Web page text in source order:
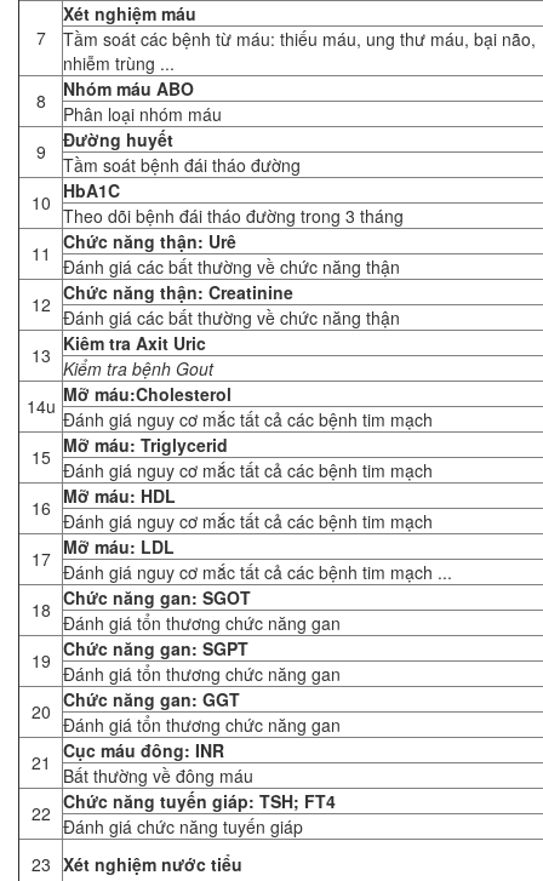
7
Xét nghiệm máu
Tầm soát các bệnh từ máu: thiếu máu, ung thư máu, bại não,
nhiễm trùng ...
8
Nhóm máu ABO
Phân loại nhóm máu
9
Đường huyết
Tầm soát bệnh đái tháo đường
10 HbA1C
Theo dõi bệnh đái tháo đường trong 3 tháng
11
Chức năng thận: Urê
Đánh giá các bất thường về chức năng thận
12 Chức năng thận: Creatinine
Đánh giá các bất thường về chức năng thận
13 Kiêm tra Axit Uric
Kiểm tra bệnh Gout
14u Mỡ máu:Cholesterol
Đánh giá nguy cơ mắc tất cả các bệnh tim mạch
15 Mỡ máu: Triglycerid
Đánh giá nguy cơ mắc tất cả các bệnh tim mạch
16 Mỡ máu: HDL
Đánh giá nguy cơ mắc tất cả các bệnh tim mạch
17 Mỡ máu: LDL
Đánh giá nguy cơ mắc tất cả các bệnh tim mạch ...
18 Chức năng gan: SGOT
Đánh giá tổn thương chức năng gan
19 Chức năng gan: SGPT
Đánh giá tổn thương chức năng gan
20 Chức năng gan: GGT
Đánh giá tổn thương chức năng gan
21
Cục máu đông: INR
Bất thường về đông máu
22 Chức năng tuyến giáp: TSH; FT4
Đánh giá chức năng tuyến giáp
23 Xét nghiệm nước tiểu